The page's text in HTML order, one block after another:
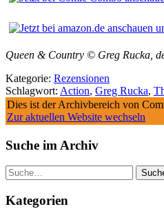
Queen & Country © Greg Rucka,
Kategorie: Rezensionen
Schlagwort: Action, Greg Rucka,
Dies ist der Archivbereich von
Zur aktuellen Website wechseln
Suche im Archiv
Suche
Kategorien